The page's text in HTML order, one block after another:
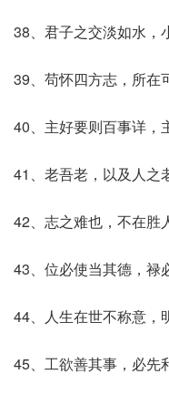
38、君子之交淡如水，
39、苟怀四方志，所在
40、主好要则百事详，
41、老吾老，以及人之
42、志之难也，不在胜
43、位必使当其德，禄
44、人生在世不称意，
45、工欲善其事，必先